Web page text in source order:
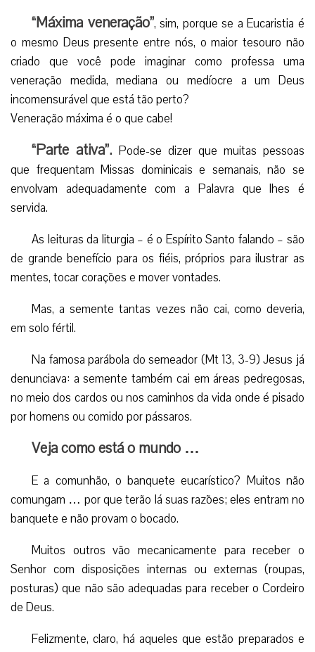
“Máxima veneração”, sim, porque se a Eucaristia é
o mesmo Deus presente entre nós, o maior tesouro não
criado que você pode imaginar como professa uma
veneração medida, mediana ou medíocre a um Deus
incomensurável que está tão perto?
Veneração máxima é o que cabe!
“Parte ativa”. Pode-se dizer que muitas pessoas
que frequentam Missas dominicais e semanais, não se
envolvam adequadamente com a Palavra que lhes é
servida.
As leituras da liturgia – é o Espírito Santo falando – são
de grande benefício para os fiéis, próprios para ilustrar as
mentes, tocar corações e mover vontades.
Mas, a semente tantas vezes não cai, como deveria,
em solo fértil.
Na famosa parábola do semeador (Mt 13, 3-9) Jesus já
denunciava: a semente também cai em áreas pedregosas,
no meio dos cardos ou nos caminhos da vida onde é pisado
por homens ou comido por pássaros.
Veja como está o mundo …
E a comunhão, o banquete eucarístico? Muitos não
comungam … por que terão lá suas razões; eles entram no
banquete e não provam o bocado.
Muitos outros vão mecanicamente para receber o
Senhor com disposições internas ou externas (roupas,
posturas) que não são adequadas para receber o Cordeiro
de Deus.
Felizmente, claro, há aqueles que estão preparados e